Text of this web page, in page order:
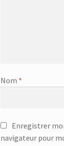
Nom *
Enregistrer
navigateur pour